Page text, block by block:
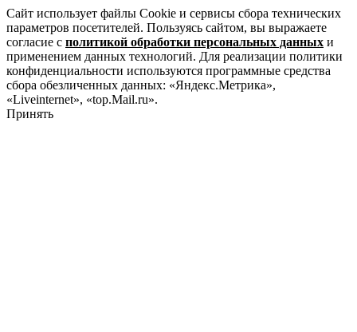
Сайт использует файлы Cookie и сервисы сбора технических
параметров посетителей. Пользуясь сайтом, вы выражаете
согласие с политикой обработки персональных данных и
применением данных технологий. Для реализации политики
конфиденциальности используются программные средства
сбора обезличенных данных: «Яндекс.Метрика»,
«Liveinternet», «top.Mail.ru».
Принять